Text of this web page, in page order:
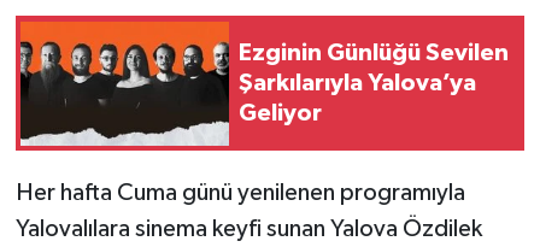
Ezginin Günlüğü Sevilen
Şarkılarıyla Yalova’ya
Geliyor
Her hafta Cuma günü yenilenen programıyla
Yalovalılara sinema keyfi sunan Yalova Özdilek